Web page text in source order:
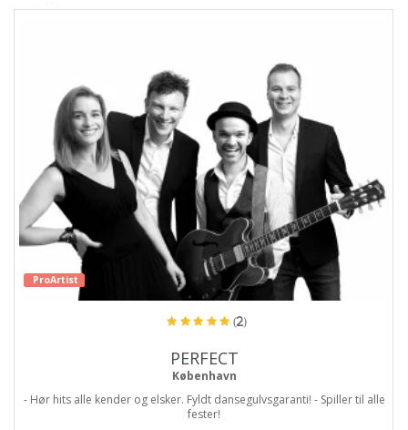
ProArtist
(2)
PERFECT
København
- Hør hits alle kender og elsker. Fyldt dansegulvsgaranti! - Spiller til alle
fester!